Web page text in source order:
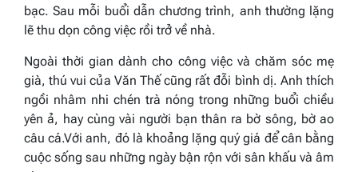
bạc. Sau mỗi buổi dẫn chương trình, anh thường lặng
lẽ thu dọn công việc rồi trở về nhà.
Ngoài thời gian dành cho công việc và chăm sóc mẹ
già, thú vui của Văn Thế cũng rất đỗi bình dị. Anh thích
ngồi nhâm nhi chén trà nóng trong những buổi chiều
yên ả, hay cùng vài người bạn thân ra bờ sông, bờ ao
câu cá.Với anh, đó là khoảng lặng quý giá để cân bằng
cuộc sống sau những ngày bận rộn với sân khấu và âm